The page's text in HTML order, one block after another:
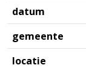
datum
gemeente
locatie